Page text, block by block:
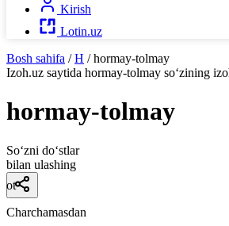
Kirish
Lotin.uz
Bosh sahifa / H / hormay-tolmay
Izoh.uz saytida hormay-tolmay so‘zining
hormay-tolmay
So‘zni do‘stlar
bilan ulashing
ot
Charchamasdan